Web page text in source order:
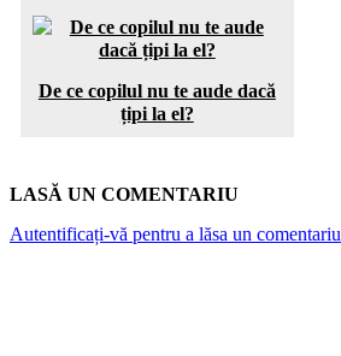
De ce copilul nu te aude dacă
țipi la el?
LASĂ UN COMENTARIU
Autentificați-vă pentru a lăsa un comentariu